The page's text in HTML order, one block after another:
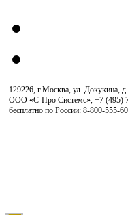
129226, г.Москва, ул. Докукина,
ООО «С-Про Системс», +7 (495)
бесплатно по России: 8-800-555-